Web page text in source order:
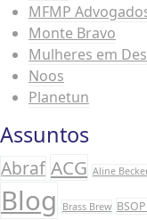
MFMP
Monte Bravo
Mulheres em
Noos
Planetun
Assuntos
Abraf ACG Aline
Blog Brass Brew